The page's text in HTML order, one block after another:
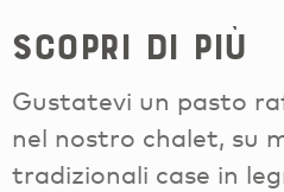
Scopri di più
Gustatevi un pasto
nel nostro chalet, su
tradizionali case in